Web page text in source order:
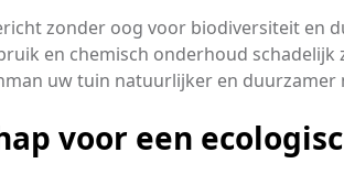
zonder oog voor biodiversiteit en
en chemisch onderhoud schadelijk
uw tuin natuurlijker en duurzamer
voor een